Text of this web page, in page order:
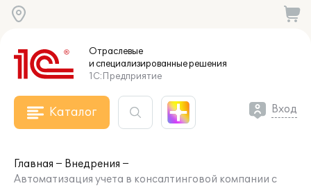
Отраслевые
и специализированныерешения
1С:Предприятие
Каталог Вход
Главная
Внедрения
Автоматизация учета в консалтинговой компании с